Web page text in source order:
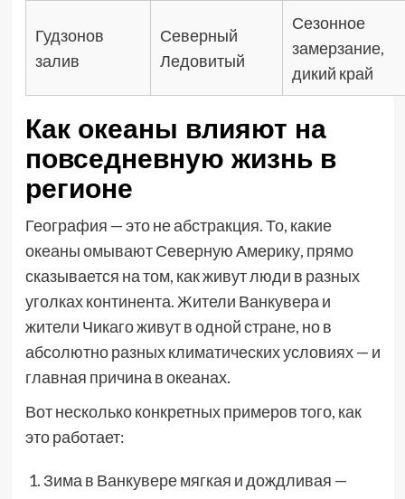
Гудзонов
залив
Северный
Ледовитый
Сезонное
замерзание,
дикий край
Как океаны влияют на
повседневную жизнь в
регионе
География — это не абстракция. То, какие
океаны омывают Северную Америку, прямо
сказывается на том, как живут люди в разных
уголках континента. Жители Ванкувера и
жители Чикаго живут в одной стране, но в
абсолютно разных климатических условиях — и
главная причина в океанах.
Вот несколько конкретных примеров того, как
это работает:
Зима в Ванкувере мягкая и дождливая —